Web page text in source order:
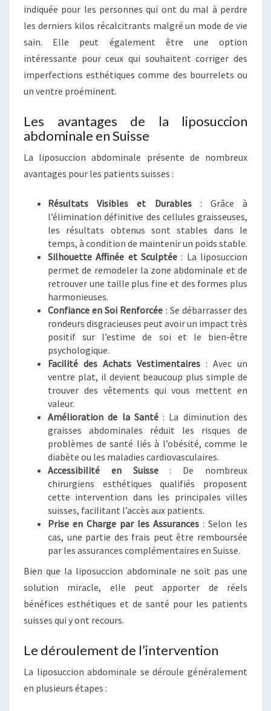
indiquée pour les personnes qui ont du mal à perdre
les derniers kilos récalcitrants malgré un mode de vie
sain. Elle peut également être une option
intéressante pour ceux qui souhaitent corriger des
imperfections esthétiques comme des bourrelets ou
un ventre proéminent.
Les avantages de la liposuccion
abdominale en Suisse
La liposuccion abdominale présente de nombreux
avantages pour les patients suisses :
Résultats Visibles et Durables: Grâce à
l’élimination définitive des cellules graisseuses,
les résultats obtenus sont stables dans le
temps, à condition de maintenir un poids stable.
Silhouette Affinée et Sculptée : La liposuccion
permet de remodeler la zone abdominale et de
retrouver une taille plus fine et des formes plus
harmonieuses.
Confiance en Soi Renforcée : Se débarrasser des
rondeurs disgracieuses peut avoir un impact très
positif sur l’estime de soi et le bien-être
psychologique.
Facilité des Achats Vestimentaires : Avec un
ventre plat, il devient beaucoup plus simple de
trouver des vêtements qui vous mettent en
valeur.
Amélioration de la Santé: La diminution des
graisses abdominales réduit les risques de
problèmes de santé liés à l’obésité, comme le
diabète ou les maladies cardiovasculaires.
Accessibilité en Suisse: De nombreux
chirurgiens esthétiques qualifiés proposent
cette intervention dans les principales villes
suisses, facilitant l’accès aux patients.
Prise en Charge par les Assurances : Selon les
cas, une partie des frais peut être remboursée
par les assurances complémentaires en Suisse.
Bien que la liposuccion abdominale ne soit pas une
solution miracle, elle peut apporter de réels
bénéfices esthétiques et de santé pour les patients
suisses qui y ont recours.
Le déroulement de l’intervention
La liposuccion abdominale se déroule généralement
en plusieurs étapes :